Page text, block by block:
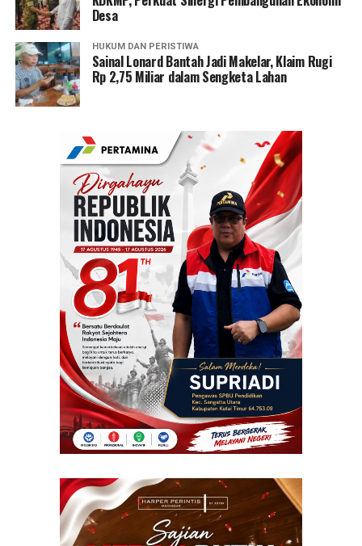
Desa
HUKUM DAN PERISTIWA
Sainal Lonard Bantah Jadi Makelar, Klaim Rugi
Rp 2,75 Miliar dalam Sengketa Lahan